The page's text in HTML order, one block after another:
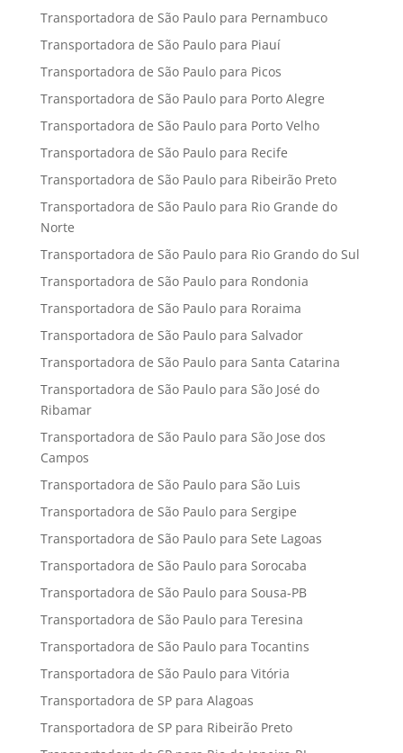
Transportadora de São Paulo para Pernambuco
Transportadora de São Paulo para Piauí
Transportadora de São Paulo para Picos
Transportadora de São Paulo para Porto Alegre
Transportadora de São Paulo para Porto Velho
Transportadora de São Paulo para Recife
Transportadora de São Paulo para Ribeirão Preto
Transportadora de São Paulo para Rio Grande do
Norte
Transportadora de São Paulo para Rio Grando do Sul
Transportadora de São Paulo para Rondonia
Transportadora de São Paulo para Roraima
Transportadora de São Paulo para Salvador
Transportadora de São Paulo para Santa Catarina
Transportadora de São Paulo para São José do
Ribamar
Transportadora de São Paulo para São Jose dos
Campos
Transportadora de São Paulo para São Luis
Transportadora de São Paulo para Sergipe
Transportadora de São Paulo para Sete Lagoas
Transportadora de São Paulo para Sorocaba
Transportadora de São Paulo para Sousa-PB
Transportadora de São Paulo para Teresina
Transportadora de São Paulo para Tocantins
Transportadora de São Paulo para Vitória
Transportadora de SP para Alagoas
Transportadora de SP para Ribeirão Preto